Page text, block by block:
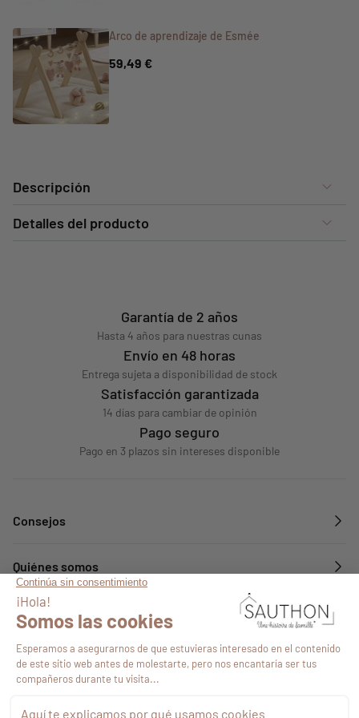
Arco de aprendizaje de Esmée
59,49 €
Descripción
Detalles del producto
Garantía de 2 años
Hasta 4 años para nuestras cunas
Envío en 48 horas
Entrega sujeta a disponibilidad de stock
Satisfacción garantizada
14 días para cambiar de opinión
Pago seguro
Pago en 3 plazos sin intereses disponible
Consejos
Quiénes somos
Servicios
Síguenos en